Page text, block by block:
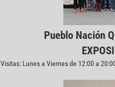
Pueblo Nación
Visitas: Lunes a Viernes de 12:00 a